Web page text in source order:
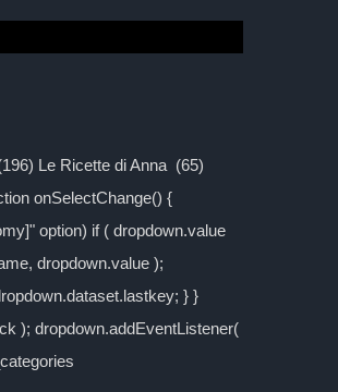
Le Ricette di Anna (65)
onSelectChange() {
option) if ( dropdown.value
dropdown.value );
} }
); dropdown.addEventListener(